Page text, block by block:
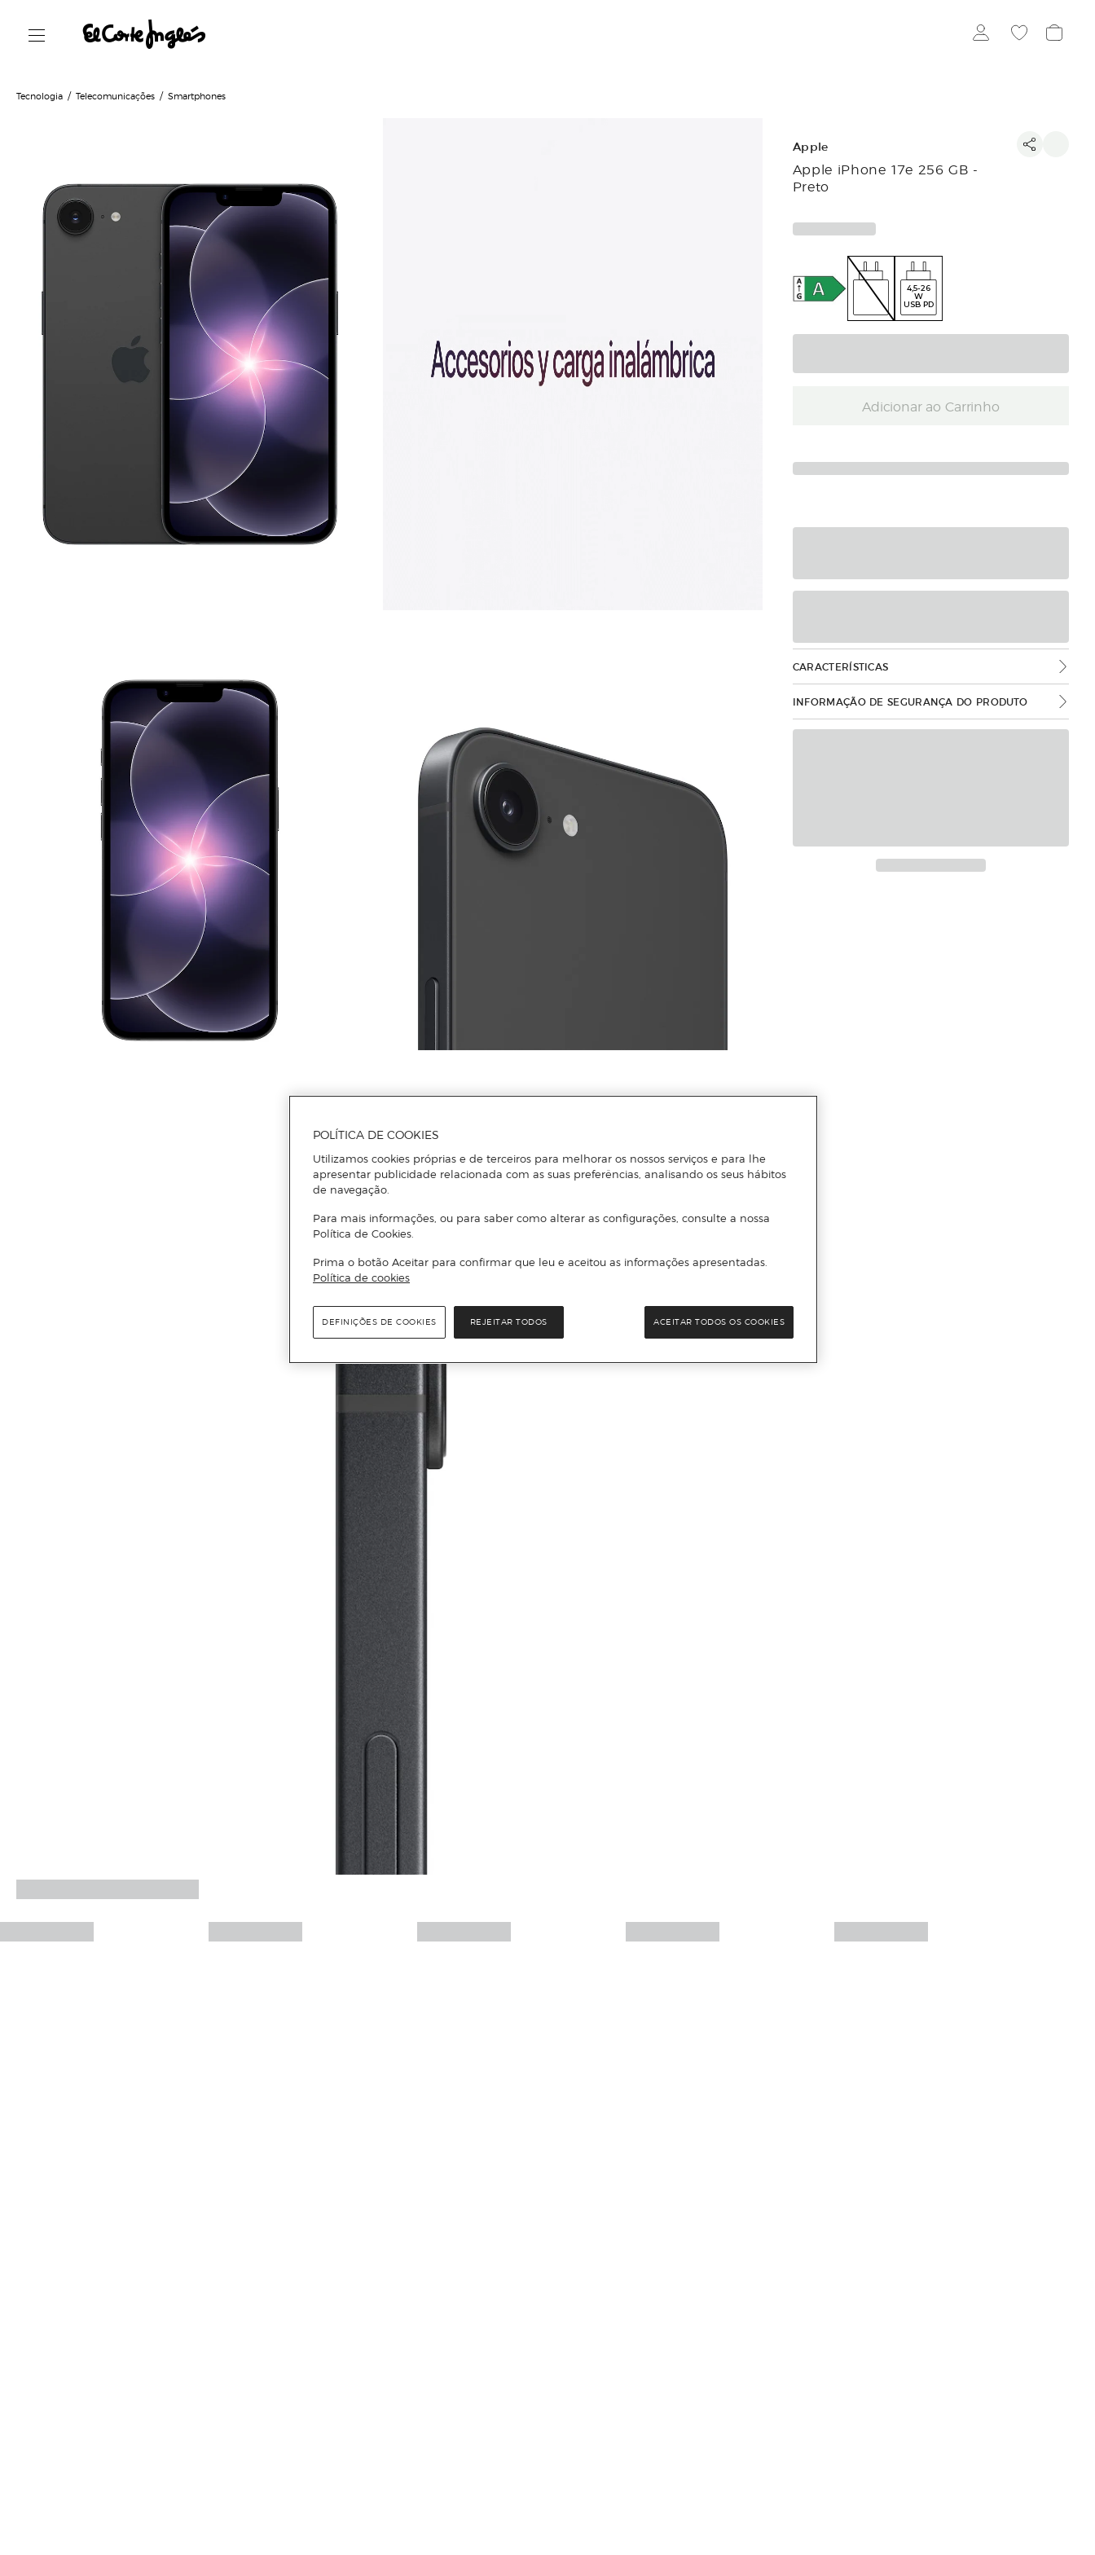
Tecnologia Telecomunicações Smartphones
Apple
Apple iPhone 17e 256 GB -
Preto
4,5-26
W
USB PD
Adicionar ao Carrinho
CARACTERÍSTICAS
INFORMAÇÃO DE SEGURANÇA DO PRODUTO
POLÍTICA DE COOKIES
Utilizamos cookies próprias e de terceiros para melhorar os nossos serviços e para lhe
apresentar publicidade relacionada com as suas preferências, analisando os seus hábitos
de navegação.
Para mais informações, ou para saber como alterar as configurações, consulte a nossa
Política de Cookies.
Prima o botão Aceitar para confirmar que leu e aceitou as informações apresentadas.
Política de cookies
REJEITAR TODOS ACEITAR TODOS OS COOKIES
DEFINIÇÕES DE COOKIES